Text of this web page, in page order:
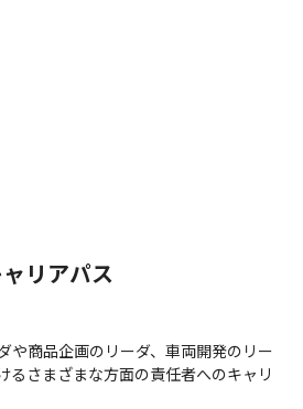
リアパス
や商品企画のリーダ、車両開発のリー
るさまざまな方面の責任者へのキャリ